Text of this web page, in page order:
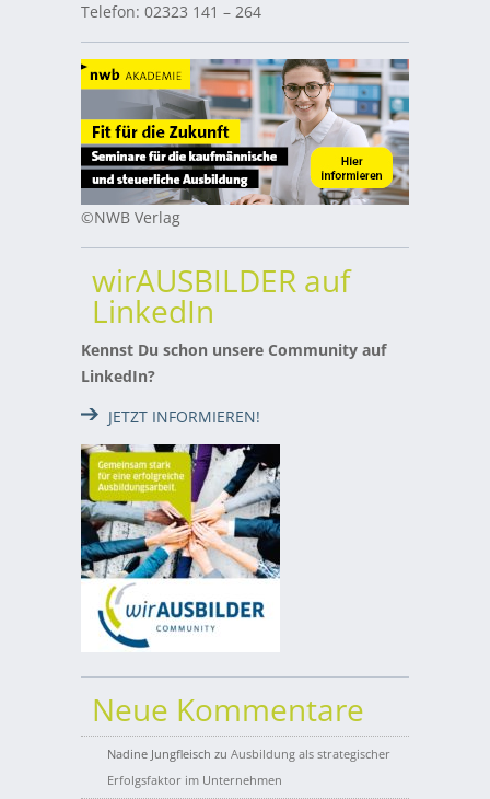
Telefon: 02323 141 – 264
©NWB Verlag
wirAUSBILDER auf
LinkedIn
Kennst Du schon unsere Community auf
LinkedIn?
JETZT INFORMIEREN!
Neue Kommentare
Nadine Jungfleisch zu Ausbildung als strategischer
Erfolgsfaktor im Unternehmen